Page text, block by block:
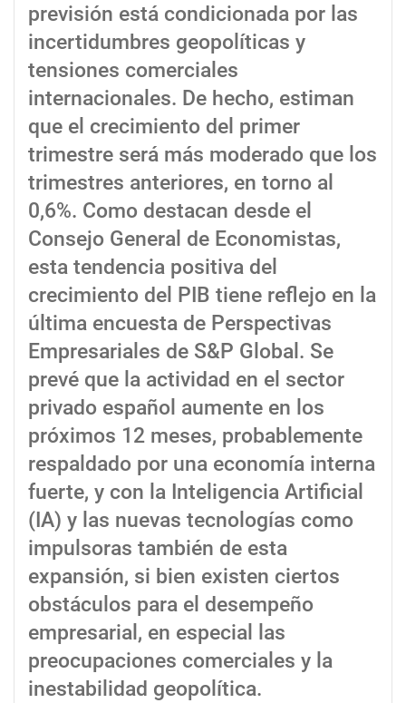
previsión está condicionada por las
incertidumbres geopolíticas y
tensiones comerciales
internacionales. De hecho, estiman
que el crecimiento del primer
trimestre será más moderado que los
trimestres anteriores, en torno al
0,6%. Como destacan desde el
Consejo General de Economistas,
esta tendencia positiva del
crecimiento del PIB tiene reflejo en la
última encuesta de Perspectivas
Empresariales de S&P Global. Se
prevé que la actividad en el sector
privado español aumente en los
próximos 12 meses, probablemente
respaldado por una economía interna
fuerte, y con la Inteligencia Artificial
(IA) y las nuevas tecnologías como
impulsoras también de esta
expansión, si bien existen ciertos
obstáculos para el desempeño
empresarial, en especial las
preocupaciones comerciales y la
inestabilidad geopolítica.